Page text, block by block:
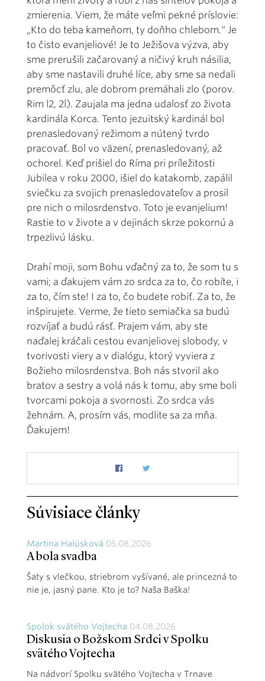
zmierenia. Viem, že máte veľmi pekné príslovie:
„Kto do teba kameňom, ty doňho chlebom.“ Je
to čisto evanjeliové! Je to Ježišova výzva, aby
sme prerušili začarovaný a ničivý kruh násilia,
aby sme nastavili druhé líce, aby sme sa nedali
premôcť zlu, ale dobrom premáhali zlo (porov.
Rim l2, 2l). Zaujala ma jedna udalosť zo života
kardinála Korca. Tento jezuitský kardinál bol
prenasledovaný režimom a nútený tvrdo
pracovať. Bol vo väzení, prenasledovaný, až
ochorel. Keď prišiel do Ríma pri príležitosti
Jubilea v roku 2000, išiel do katakomb, zapálil
sviečku za svojich prenasledovateľov a prosil
pre nich o milosrdenstvo. Toto je evanjelium!
Rastie to v živote a v dejinách skrze pokornú a
trpezlivú lásku.
Drahí moji, som Bohu vďačný za to, že som tu s
vami; a ďakujem vám zo srdca za to, čo robíte, i
za to, čím ste! I za to, čo budete robiť. Za to, že
inšpirujete. Verme, že tieto semiačka sa budú
rozvíjať a budú rásť. Prajem vám, aby ste
naďalej kráčali cestou evanjeliovej slobody, v
tvorivosti viery a v dialógu, ktorý vyviera z
Božieho milosrdenstva. Boh nás stvoril ako
bratov a sestry a volá nás k tomu, aby sme boli
tvorcami pokoja a svornosti. Zo srdca vás
žehnám. A, prosím vás, modlite sa za mňa.
Ďakujem!
Súvisiace články
Martina Halúsková 05.08.2026
A bola svadba
Šaty s vlečkou, striebrom vyšívané, ale princezná to
nie je, jasný pane. Kto je to? Naša Baška!
Spolok svätého Vojtecha 04.08.2026
Diskusia o Božskom Srdci v Spolku
svätého Vojtecha
Na nádvorí Spolku svätého Vojtecha v Trnave